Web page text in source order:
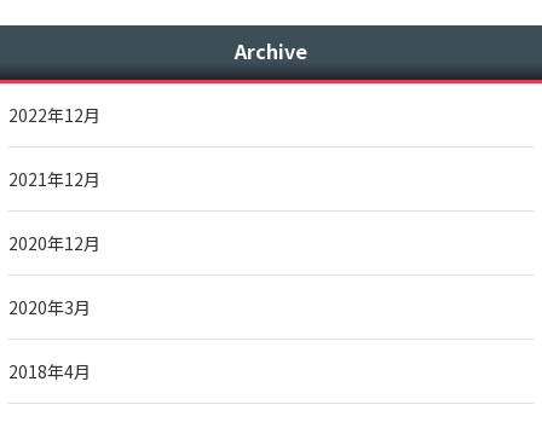
Archive
2022年12月
2021年12月
2020年12月
2020年3月
2018年4月